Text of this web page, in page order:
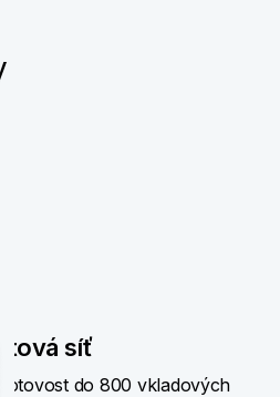
síť
do 800 vkladových